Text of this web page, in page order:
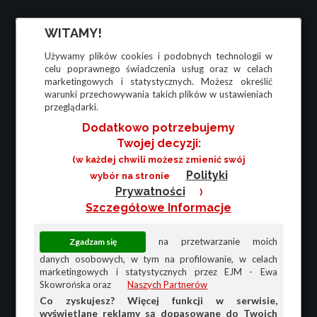
WITAMY!
Używamy plików cookies i podobnych technologii w
celu poprawnego świadczenia usług oraz w celach
marketingowych i statystycznych. Możesz określić
warunki przechowywania takich plików w ustawieniach
przeglądarki.
Dodatkowo potrzebujemy
Twojej decyzji:
(w każdej chwili możesz zmienić swój
wybór na stronie
Polityki
Prywatności
)
Szczegółowe Informacje
na przetwarzanie moich
danych osobowych, w tym na profilowanie, w celach
marketingowych i statystycznych przez EJM - Ewa
Skowrońska oraz
Naszych Partnerów
Co zyskujesz? Więcej funkcji w serwisie,
wyświetlane reklamy są dopasowane do Twoich